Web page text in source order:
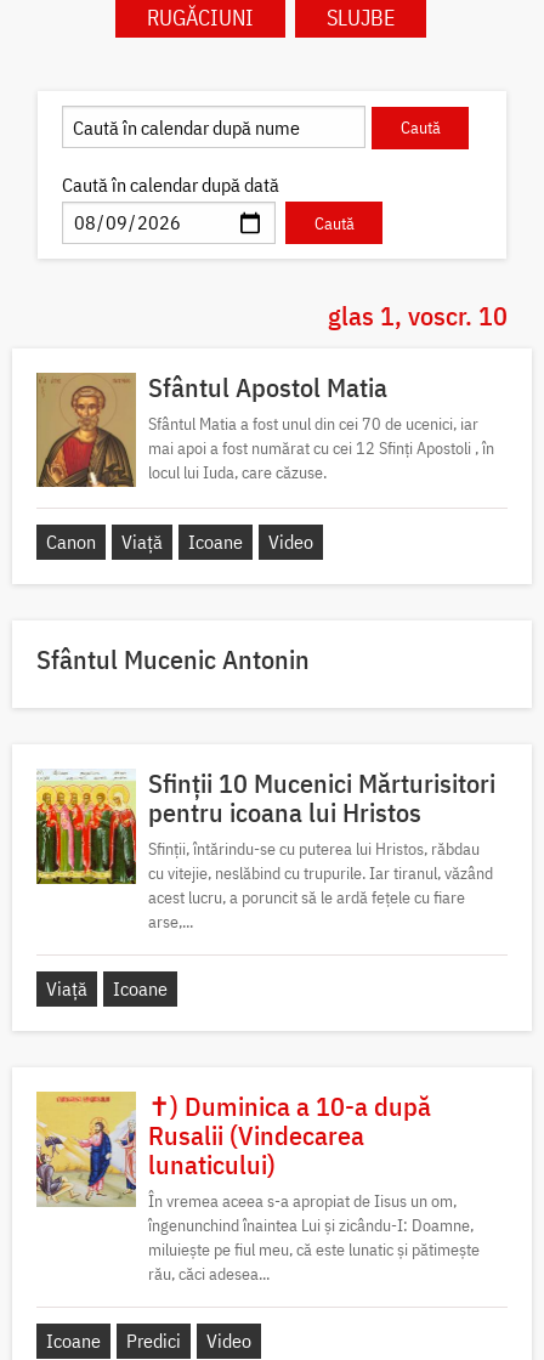
RUGĂCIUNI
SLUJBE
Caută în calendar după dată
glas 1, voscr. 10
Sfântul Apostol Matia
Sfântul Matia a fost unul din cei 70 de ucenici, iar
mai apoi a fost numărat cu cei 12 Sfinți Apostoli , în
locul lui Iuda, care căzuse.
Canon Viață Icoane Video
Sfântul Mucenic Antonin
Sfinții 10 Mucenici Mărturisitori
pentru icoana lui Hristos
Sfinții, întărindu-se cu puterea lui Hristos, răbdau
cu vitejie, neslăbind cu trupurile. Iar tiranul, văzând
acest lucru, a poruncit să le ardă fețele cu fiare
arse,...
Viață Icoane
✝) Duminica a 10-a după
Rusalii (Vindecarea
lunaticului)
În vremea aceea s-a apropiat de Iisus un om,
îngenunchind înaintea Lui și zicându-I: Doamne,
miluiește pe fiul meu, că este lunatic și pătimește
rău, căci adesea...
Icoane Predici Video